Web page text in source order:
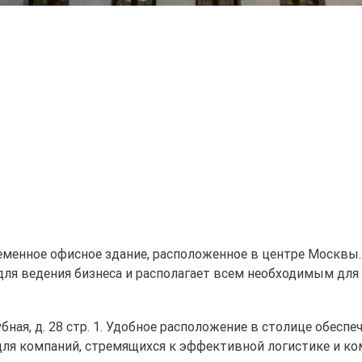
офисное здание, расположенное в центре
ведения бизнеса и располагает всем необходимым
д. 28 стр. 1. Удобное расположение в столице
компаний, стремящихся к эффективной логистике и